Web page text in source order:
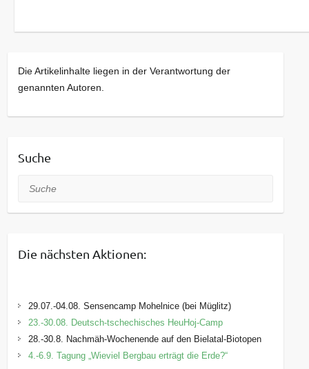
Die Artikelinhalte liegen in der Verantwortung der
genannten Autoren.
Suche
Suche
Die nächsten Aktionen:
29.07.-04.08. Sensencamp Mohelnice (bei Müglitz)
23.-30.08. Deutsch-tschechisches HeuHoj-Camp
28.-30.8. Nachmäh-Wochenende auf den Bielatal-Biotopen
4.-6.9. Tagung „Wieviel Bergbau erträgt die Erde?“